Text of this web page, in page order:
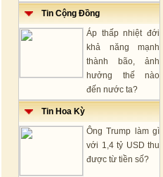
Tin Cộng Đồng
Áp thấp nhiệt đới
khả năng mạnh
thành bão, ảnh
hưởng thế nào
đến nước ta?
Tin Hoa Kỳ
Ông Trump làm gì
với 1,4 tỷ USD thu
được từ tiền số?